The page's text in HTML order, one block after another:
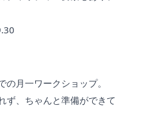
月一ワークショップ。
ず、ちゃんと準備ができて